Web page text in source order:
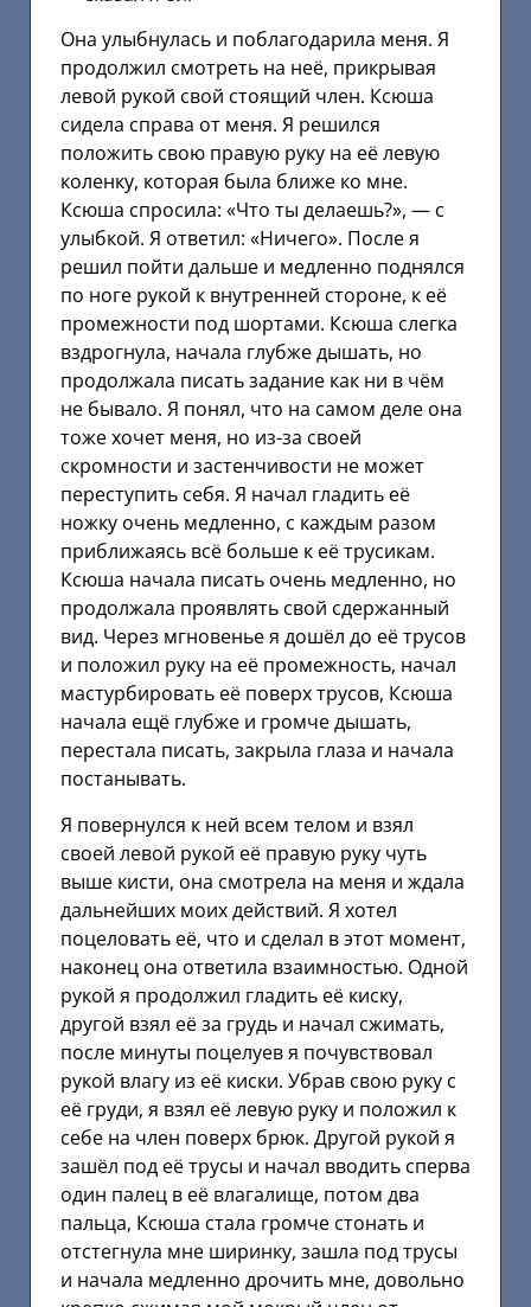
Она улыбнулась и поблагодарила меня. Я
продолжил смотреть на неё, прикрывая
левой рукой свой стоящий член. Ксюша
сидела справа от меня. Я решился
положить свою правую руку на её левую
коленку, которая была ближе ко мне.
Ксюша спросила: «Что ты делаешь?», — с
улыбкой. Я ответил: «Ничего». После я
решил пойти дальше и медленно поднялся
по ноге рукой к внутренней стороне, к её
промежности под шортами. Ксюша слегка
вздрогнула, начала глубже дышать, но
продолжала писать задание как ни в чём
не бывало. Я понял, что на самом деле она
тоже хочет меня, но из-за своей
скромности и застенчивости не может
переступить себя. Я начал гладить её
ножку очень медленно, с каждым разом
приближаясь всё больше к её трусикам.
Ксюша начала писать очень медленно, но
продолжала проявлять свой сдержанный
вид. Через мгновенье я дошёл до её трусов
и положил руку на её промежность, начал
мастурбировать её поверх трусов, Ксюша
начала ещё глубже и громче дышать,
перестала писать, закрыла глаза и начала
постанывать.
Я повернулся к ней всем телом и взял
своей левой рукой её правую руку чуть
выше кисти, она смотрела на меня и ждала
дальнейших моих действий. Я хотел
поцеловать её, что и сделал в этот момент,
наконец она ответила взаимностью. Одной
рукой я продолжил гладить её киску,
другой взял её за грудь и начал сжимать,
после минуты поцелуев я почувствовал
рукой влагу из её киски. Убрав свою руку с
её груди, я взял её левую руку и положил к
себе на член поверх брюк. Другой рукой я
зашёл под её трусы и начал вводить сперва
один палец в её влагалище, потом два
пальца, Ксюша стала громче стонать и
отстегнула мне ширинку, зашла под трусы
и начала медленно дрочить мне, довольно